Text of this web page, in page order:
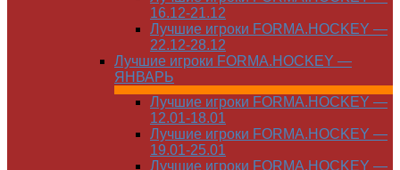
16.12-21.12
Лучшие игроки FORMA.HOCKEY —
22.12-28.12
Лучшие игроки FORMA.HOCKEY —
ЯНВАРЬ
Лучшие игроки FORMA.HOCKEY —
12.01-18.01
Лучшие игроки FORMA.HOCKEY —
19.01-25.01
Лучшие игроки FORMA.HOCKEY —